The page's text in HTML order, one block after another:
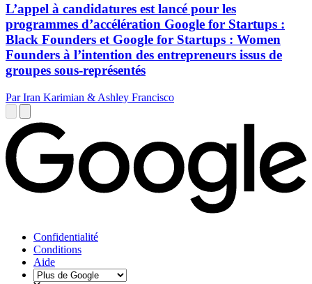
L’appel à candidatures est lancé pour les
programmes d’accélération Google for Startups :
Black Founders et Google for Startups : Women
Founders à l’intention des entrepreneurs issus de
groupes sous-représentés
Par Iran Karimian & Ashley Francisco
Confidentialité
Conditions
Aide